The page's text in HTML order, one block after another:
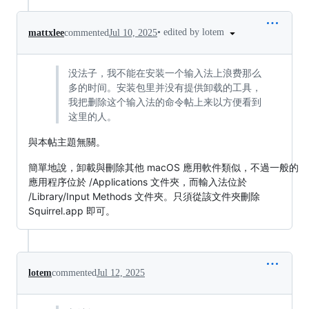
mattxleecommentedJul 10, 2025• edited by lotem
没法子，我不能在安装一个输入法上浪费那么
多的时间。安装包里并没有提供卸载的工具，
我把删除这个输入法的命令帖上来以方便看到
这里的人。
與本帖主題無關。
簡單地說，卸載與刪除其他 macOS 應用軟件類似，不過一般的
應用程序位於 /Applications 文件夾，而輸入法位於
/Library/Input Methods 文件夾。只須從該文件夾刪除
Squirrel.app 即可。
lotemcommentedJul 12, 2025